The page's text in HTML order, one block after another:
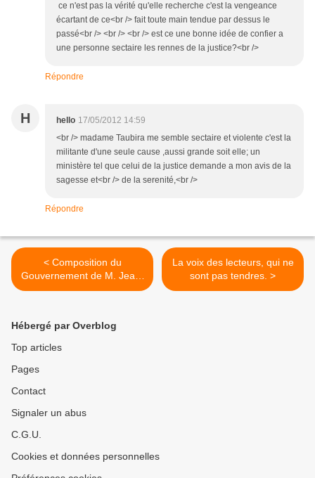
ce n'est pas la vérité qu'elle recherche c'est la vengeance
écartant de ce<br /> fait toute main tendue par dessus le
passé<br /> <br /> <br /> est ce une bonne idée de confier a
une personne sectaire les rennes de la justice?<br />
Répondre
H hello 17/05/2012 14:59
<br /> madame Taubira me semble sectaire et violente c'est la
militante d'une seule cause ,aussi grande soit elle; un
ministère tel que celui de la justice demande a mon avis de la
sagesse et<br /> de la serenité,<br />
Répondre
< Composition du
Gouvernement de M. Jean-
Marc Ayrault le 16 mai
La voix des lecteurs, qui ne
sont pas tendres. >
Hébergé par Overblog
Top articles
Pages
Contact
Signaler un abus
C.G.U.
Cookies et données personnelles